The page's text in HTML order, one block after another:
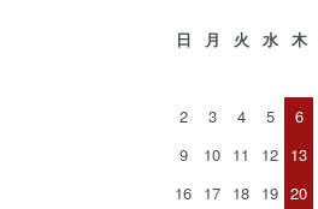
日 月 火 水 木
2
3 4 5 6
9
10 11 12 13
16 17 18 19 20